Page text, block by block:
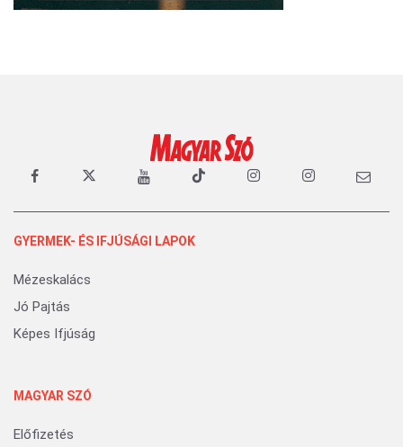
GYERMEK- ÉS IFJÚSÁGI LAPOK
Mézeskalács
Jó Pajtás
Képes Ifjúság
MAGYAR SZÓ
Előfizetés